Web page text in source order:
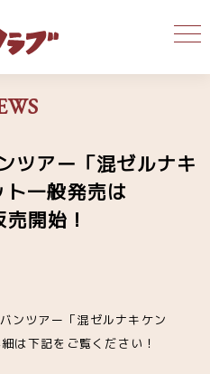
ツアー「混ゼルナキ
一般発売は
開始！
ンツアー「混ゼルナキケン
は下記をご覧ください！